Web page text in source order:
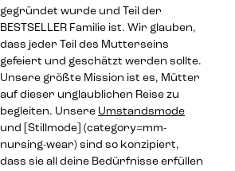
gegründet wurde und Teil der
BESTSELLER Familie ist. Wir glauben,
dass jeder Teil des Mutterseins
gefeiert und geschätzt werden sollte.
Unsere größte Mission ist es, Mütter
auf dieser unglaublichen Reise zu
begleiten. Unsere Umstandsmode
und [Stillmode] (category=mm-
nursing-wear) sind so konzipiert,
dass sie all deine Bedürfnisse erfüllen